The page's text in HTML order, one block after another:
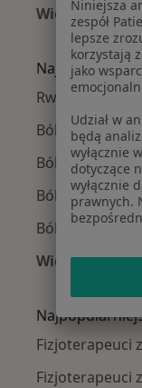
Więcej (13)
Więcej w
Najczęście
Rwa kulszowa
Bóle
Ból biodra w
Bóle mięśni w
Ból barku w
Więcej (15)
Więcej
Fizjoterapeuci
Fizjoterapeuci
Niniejsza
zespół
lepsze
korzystają
jako
Udział w
będą
wyłącznie
dotyczące
wyłącznie
prawnych.